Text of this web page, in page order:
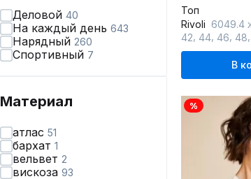
Деловой 40
На каждый день 643
Нарядный 260
Спортивный 7
Материал
атлас 51
бархат 1
вельвет 2
вискоза 93
Топ
Rivoli 6049.4
42 44 46 48
В
%